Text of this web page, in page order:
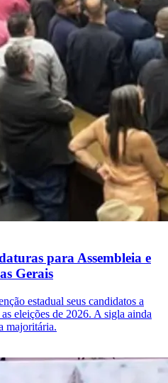
para Assembleia e
Gerais
estadual seus candidatos a
eleições de 2026. A sigla ainda
majoritária.